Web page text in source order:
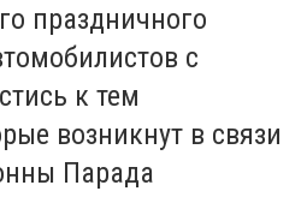
праздничного
с
к тем
возникнут в связи
Парада